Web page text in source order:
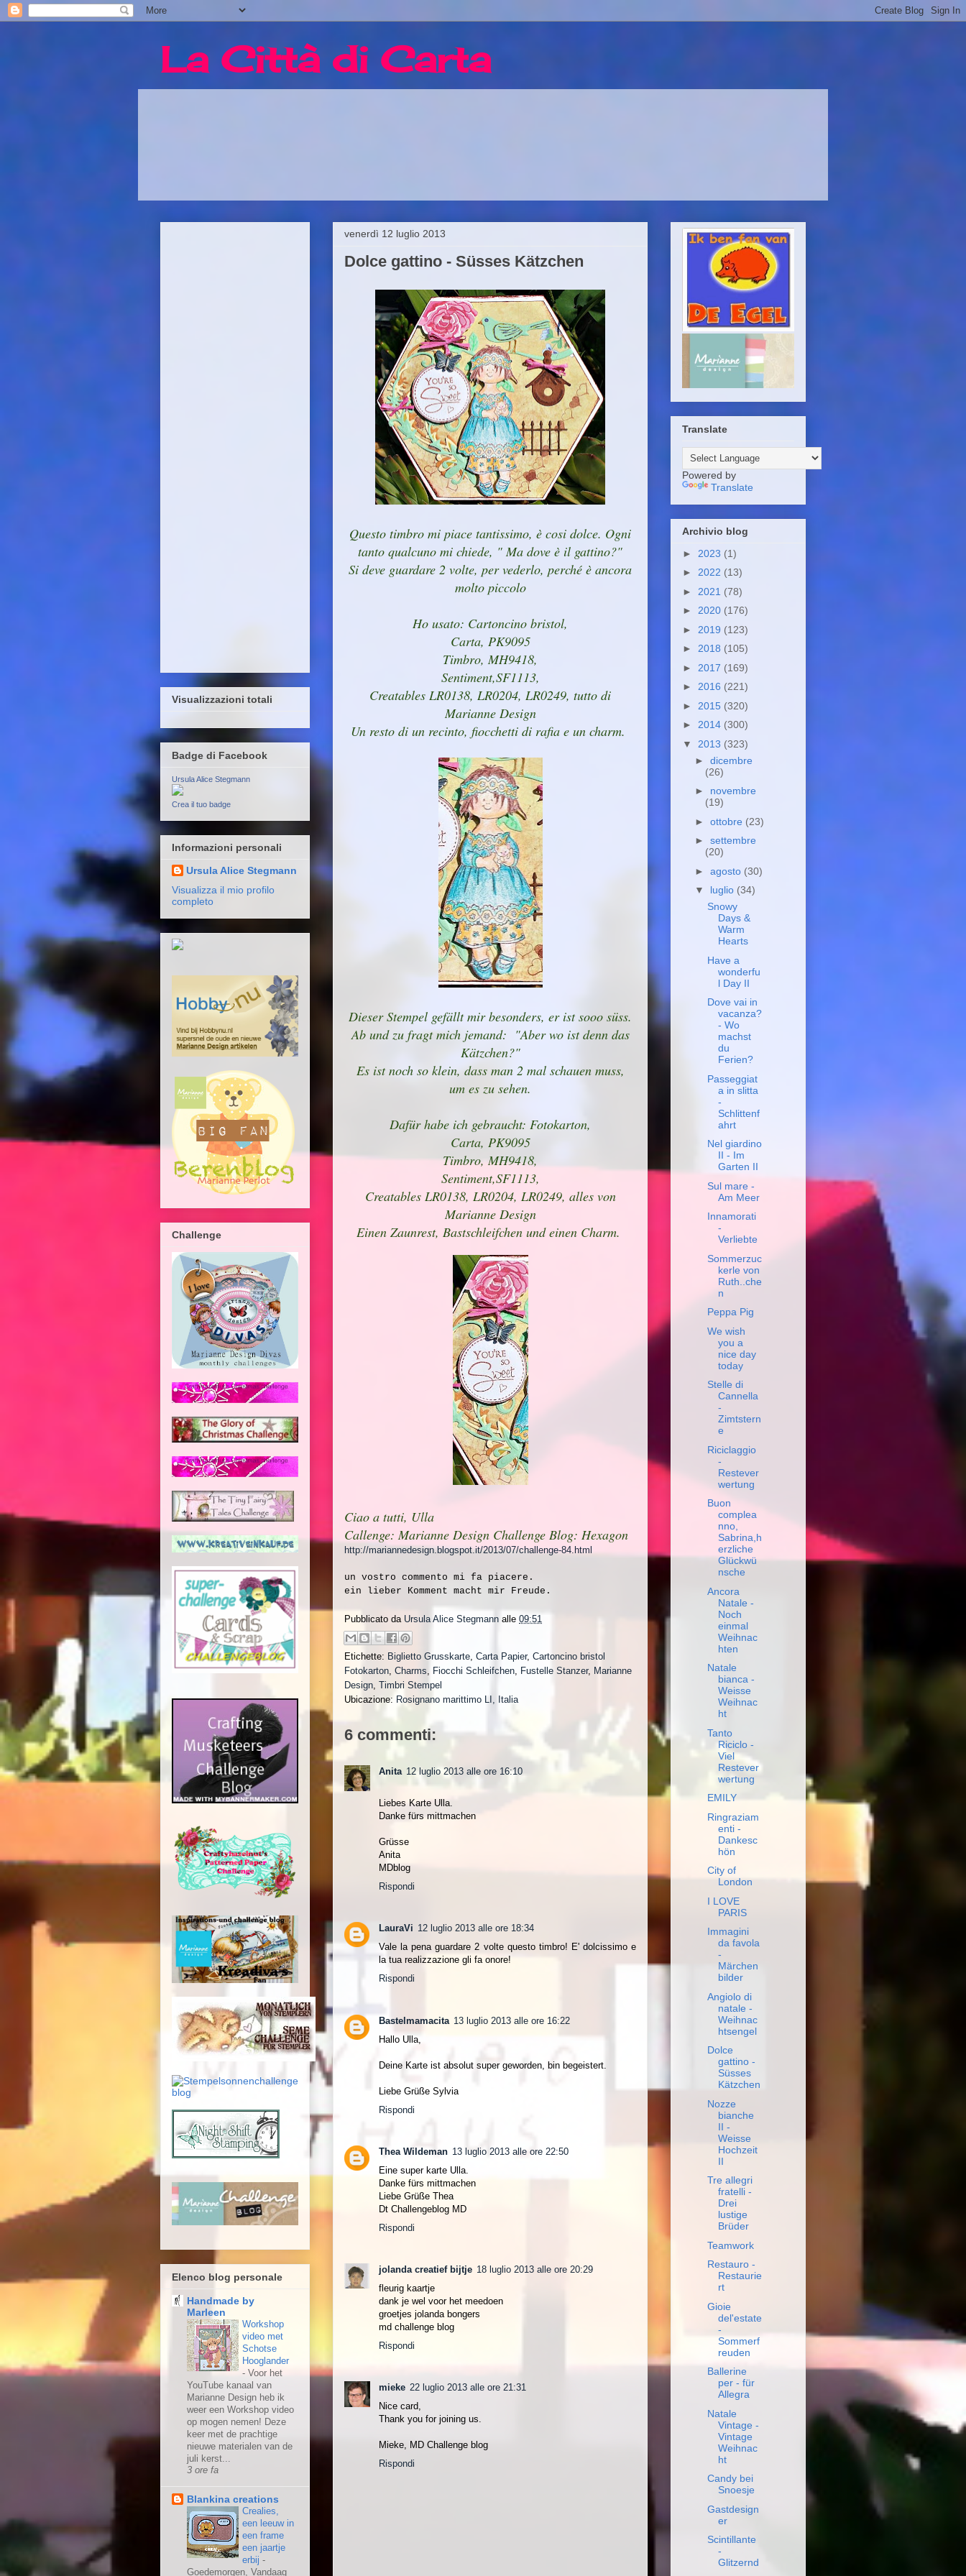
La Città di Carta
venerdì 12 luglio 2013
Dolce gattino - Süsses Kätzchen
Questo timbro mi piace tantissimo, è cosi dolce. Ogni
tanto qualcuno mi chiede, " Ma dove è il gattino?"
Si deve guardare 2 volte, per vederlo, perché è ancora
molto piccolo
Ho usato: Cartoncino bristol,
Carta, PK9095
Timbro, MH9418,
Sentiment,SF1113,
Creatables LR0138, LR0204, LR0249, tutto di
Marianne Design
Un resto di un recinto, fiocchetti di rafia e un charm.
Dieser Stempel gefällt mir besonders, er ist sooo süss.
Ab und zu fragt mich jemand: "Aber wo ist denn das
Kätzchen?"
Es ist noch so klein, dass man 2 mal schauen muss,
um es zu sehen.
Dafür habe ich gebraucht: Fotokarton,
Carta, PK9095
Timbro, MH9418,
Sentiment,SF1113,
Creatables LR0138, LR0204, LR0249, alles von
Marianne Design
Einen Zaunrest, Bastschleifchen und einen Charm.
Ciao a tutti, Ulla
Callenge: Marianne Design Challenge Blog: Hexagon
http://mariannedesign.blogspot.it/2013/07/challenge-84.html
un vostro commento mi fa piacere.
ein lieber Komment macht mir Freude.
Pubblicato da Ursula Alice Stegmann alle 09:51
Etichette: Biglietto Grusskarte, Carta Papier, Cartoncino bristol
Fotokarton, Charms, Fiocchi Schleifchen, Fustelle Stanzer, Marianne
Design, Timbri Stempel
Ubicazione: Rosignano marittimo LI, Italia
6 commenti:
Anita 12 luglio 2013 alle ore 16:10
Liebes Karte Ulla.
Danke fürs mittmachen
Grüsse
Anita
MDblog
Rispondi
LauraVi 12 luglio 2013 alle ore 18:34
Vale la pena guardare 2 volte questo timbro! E' dolcissimo e
la tua realizzazione gli fa onore!
Rispondi
Bastelmamacita 13 luglio 2013 alle ore 16:22
Hallo Ulla,
Deine Karte ist absolut super geworden, bin begeistert.
Liebe Grüße Sylvia
Rispondi
Thea Wildeman 13 luglio 2013 alle ore 22:50
Eine super karte Ulla.
Danke fürs mittmachen
Liebe Grüße Thea
Dt Challengeblog MD
Rispondi
jolanda creatief bijtje 18 luglio 2013 alle ore 20:29
fleurig kaartje
dank je wel voor het meedoen
groetjes jolanda bongers
md challenge blog
Rispondi
mieke 22 luglio 2013 alle ore 21:31
Nice card,
Thank you for joining us.
Mieke, MD Challenge blog
Rispondi
Visualizzazioni totali
Badge di Facebook
Ursula Alice Stegmann
Crea il tuo badge
Informazioni personali
Ursula Alice Stegmann
Visualizza il mio profilo
completo
Challenge
Elenco blog personale
Handmade by
Marleen
Workshop
video met
Schotse
Hooglander
- Voor het
YouTube kanaal van
Marianne Design heb ik
weer een Workshop video
op mogen nemen! Deze
keer met de prachtige
nieuwe materialen van de
juli kerst...
3 ore fa
Blankina creations
Crealies,
een leeuw in
een frame
een jaartje
erbij -
Goedemorgen, Vandaag
Translate
Powered by
Translate
Archivio blog
► 2023 (1)
► 2022 (13)
► 2021 (78)
► 2020 (176)
► 2019 (123)
► 2018 (105)
► 2017 (169)
► 2016 (221)
► 2015 (320)
► 2014 (300)
▼ 2013 (323)
► dicembre
(26)
► novembre
(19)
► ottobre (23)
► settembre
(20)
► agosto (30)
▼ luglio (34)
Snowy
Days &
Warm
Hearts
Have a
wonderfu
l Day II
Dove vai in
vacanza?
- Wo
machst
du
Ferien?
Passeggiat
a in slitta
-
Schlittenf
ahrt
Nel giardino
II - Im
Garten II
Sul mare -
Am Meer
Innamorati
-
Verliebte
Sommerzuc
kerle von
Ruth..che
n
Peppa Pig
We wish
you a
nice day
today
Stelle di
Cannella
-
Zimtstern
e
Riciclaggio
-
Restever
wertung
Buon
complea
nno,
Sabrina,h
erzliche
Glückwü
nsche
Ancora
Natale -
Noch
einmal
Weihnac
hten
Natale
bianca -
Weisse
Weihnac
ht
Tanto
Riciclo -
Viel
Restever
wertung
EMILY
Ringraziam
enti -
Dankesc
hön
City of
London
I LOVE
PARIS
Immagini
da favola
-
Märchen
bilder
Angiolo di
natale -
Weihnac
htsengel
Dolce
gattino -
Süsses
Kätzchen
Nozze
bianche
II -
Weisse
Hochzeit
II
Tre allegri
fratelli -
Drei
lustige
Brüder
Teamwork
Restauro -
Restaurie
rt
Gioie
del'estate
-
Sommerf
reuden
Ballerine
per - für
Allegra
Natale
Vintage -
Vintage
Weihnac
ht
Candy bei
Snoesje
Gastdesign
er
Scintillante
-
Glitzernd